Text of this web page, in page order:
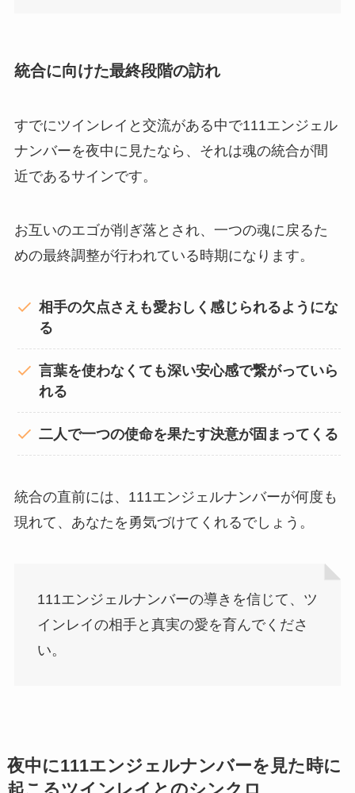
統合に向けた最終段階の訪れ
すでにツインレイと交流がある中で111エンジェル
ナンバーを夜中に見たなら、それは魂の統合が間
近であるサインです。
お互いのエゴが削ぎ落とされ、一つの魂に戻るた
めの最終調整が行われている時期になります。
相手の欠点さえも愛おしく感じられるようにな
る
言葉を使わなくても深い安心感で繋がっていら
れる
二人で一つの使命を果たす決意が固まってくる
統合の直前には、111エンジェルナンバーが何度も
現れて、あなたを勇気づけてくれるでしょう。
111エンジェルナンバーの導きを信じて、ツ
インレイの相手と真実の愛を育んでくださ
い。
夜中に111エンジェルナンバーを見た時に